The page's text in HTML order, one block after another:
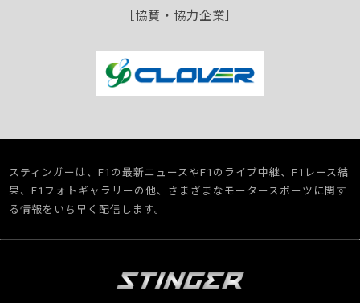
［協賛・協力企業］
スティンガーは、F1の最新ニュースやF1のライブ中継、F1レース結
果、F1フォトギャラリーの他、さまざまなモータースポーツに関す
る情報をいち早く配信します。